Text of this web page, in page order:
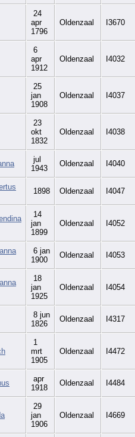
24
apr
1796
Oldenzaal I3670
6
apr
1912
Oldenzaal I4032
25
jan
1908
Oldenzaal I4037
23
okt
1832
Oldenzaal I4038
jul
1943
Oldenzaal I4040
1898 Oldenzaal I4047
14
jan
1899
Oldenzaal I4052
6 jan
1900
Oldenzaal I4053
18
jan
1925
Oldenzaal I4054
8 jun
1826
Oldenzaal I4317
1
mrt
1905
Oldenzaal I4472
apr
1918
Oldenzaal I4484
29
jan
1906
Oldenzaal I4669